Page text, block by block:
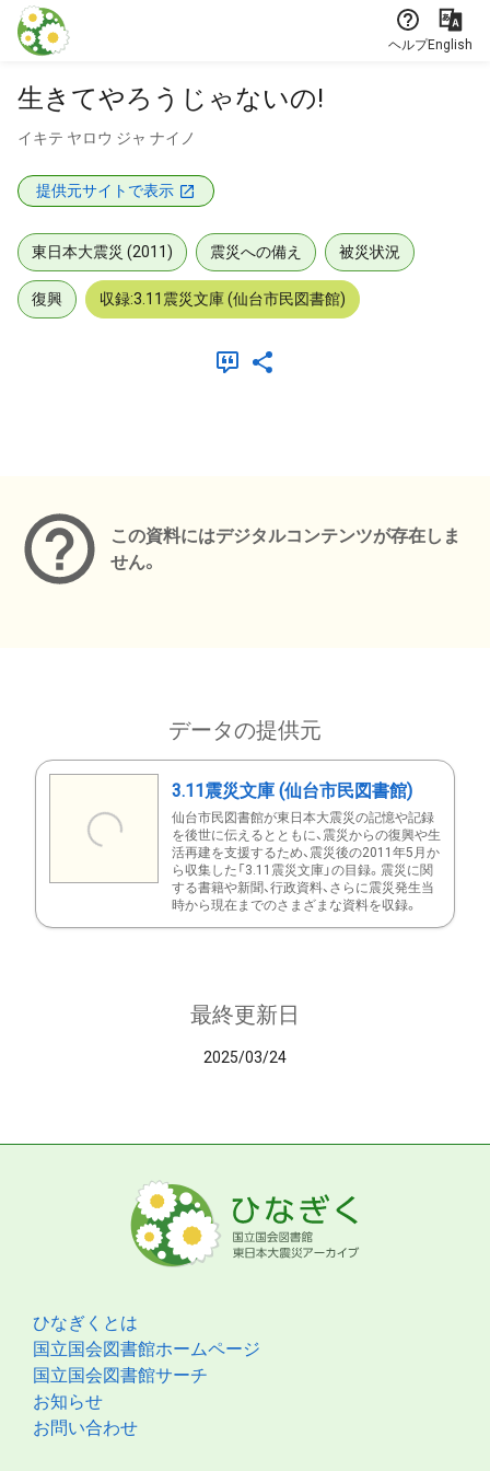
本文に飛ぶ
ヘルプEnglish
生きてやろうじゃないの!
イキテ ヤロウ ジャ ナイノ
提供元サイトで表示
東日本大震災 (2011) 震災への備え 被災状況
復興 収録:3.11震災文庫 (仙台市民図書館)
この資料にはデジタルコンテンツが存在しま
せん。
データの提供元
3.11震災文庫 (仙台市民図書館)
仙台市民図書館が東日本大震災の記憶や記録
を後世に伝えるとともに、震災からの復興や生
活再建を支援するため、震災後の2011年5月か
ら収集した「3.11震災文庫」の目録。震災に関
する書籍や新聞、行政資料、さらに震災発生当
時から現在までのさまざまな資料を収録。
最終更新日
2025/03/24
ひなぎくとは
国立国会図書館ホームページ
国立国会図書館サーチ
お知らせ
お問い合わせ